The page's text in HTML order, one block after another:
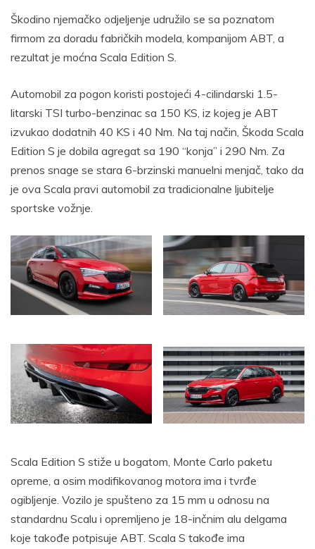
Škodino njemačko odjeljenje udružilo se sa poznatom
firmom za doradu fabričkih modela, kompanijom ABT, a
rezultat je moćna Scala Edition S.
Automobil za pogon koristi postojeći 4-cilindarski 1.5-
litarski TSI turbo-benzinac sa 150 KS, iz kojeg je ABT
izvukao dodatnih 40 KS i 40 Nm. Na taj način, Škoda Scala
Edition S je dobila agregat sa 190 “konja” i 290 Nm. Za
prenos snage se stara 6-brzinski manuelni menjač, tako da
je ova Scala pravi automobil za tradicionalne ljubitelje
sportske vožnje.
Scala Edition S stiže u bogatom, Monte Carlo paketu
opreme, a osim modifikovanog motora ima i tvrđe
ogibljenje. Vozilo je spušteno za 15 mm u odnosu na
standardnu Scalu i opremljeno je 18-inčnim alu delgama
koje takođe potpisuje ABT. Scala S takođe ima